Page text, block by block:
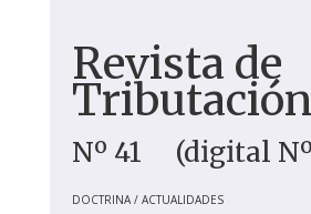
Revista de
Tributación
Nº 41 (digital
DOCTRINA / ACTUALIDADES